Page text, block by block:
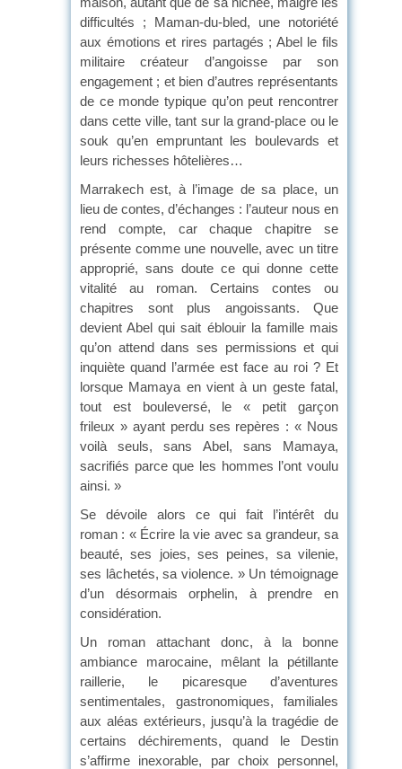
difficultés ; Maman-du-bled, une notoriété
aux émotions et rires partagés ; Abel le fils
militaire créateur d’angoisse par son
engagement ; et bien d’autres représentants
de ce monde typique qu’on peut rencontrer
dans cette ville, tant sur la grand-place ou le
souk qu’en empruntant les boulevards et
leurs richesses hôtelières…
Marrakech est, à l’image de sa place, un
lieu de contes, d’échanges : l’auteur nous en
rend compte, car chaque chapitre se
présente comme une nouvelle, avec un titre
approprié, sans doute ce qui donne cette
vitalité au roman. Certains contes ou
chapitres sont plus angoissants. Que
devient Abel qui sait éblouir la famille mais
qu’on attend dans ses permissions et qui
inquiète quand l’armée est face au roi ? Et
lorsque Mamaya en vient à un geste fatal,
tout est bouleversé, le « petit garçon
frileux » ayant perdu ses repères : « Nous
voilà seuls, sans Abel, sans Mamaya,
sacrifiés parce que les hommes l’ont voulu
ainsi. »
Se dévoile alors ce qui fait l’intérêt du
roman : « Écrire la vie avec sa grandeur, sa
beauté, ses joies, ses peines, sa vilenie,
ses lâchetés, sa violence. » Un témoignage
d’un désormais orphelin, à prendre en
considération.
Un roman attachant donc, à la bonne
ambiance marocaine, mêlant la pétillante
raillerie, le picaresque d’aventures
sentimentales, gastronomiques, familiales
aux aléas extérieurs, jusqu’à la tragédie de
certains déchirements, quand le Destin
s’affirme inexorable, par choix personnel,